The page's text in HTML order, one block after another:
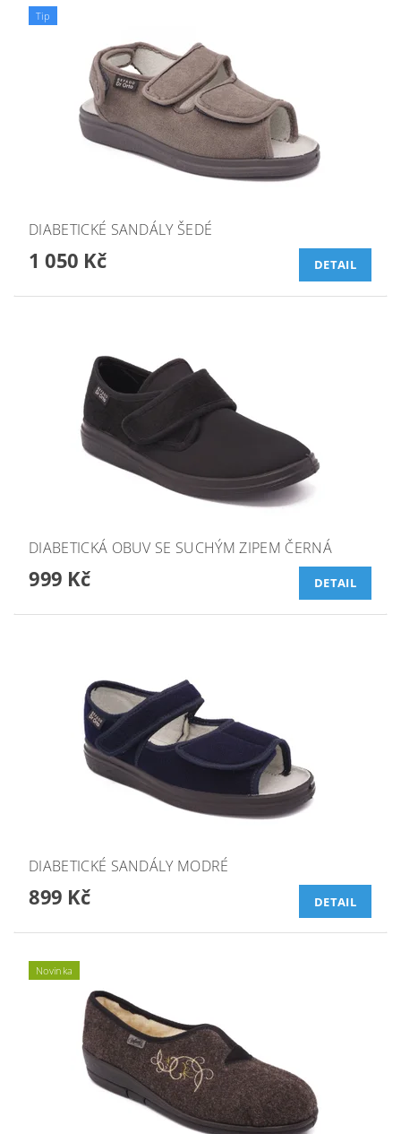
Tip
DIABETICKÉ SANDÁLY ŠEDÉ
1 050 Kč DETAIL
DIABETICKÁ OBUV SE SUCHÝM ZIPEM ČERNÁ
999 Kč DETAIL
DIABETICKÉ SANDÁLY MODRÉ
899 Kč DETAIL
Novinka